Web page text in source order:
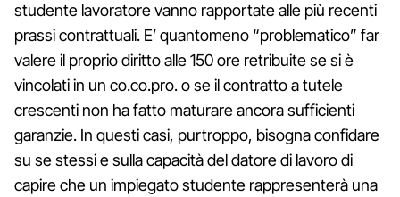
studente lavoratore vanno rapportate alle più recenti
prassi contrattuali. E’ quantomeno “problematico” far
valere il proprio diritto alle 150 ore retribuite se si è
vincolati in un co.co.pro. o se il contratto a tutele
crescenti non ha fatto maturare ancora sufficienti
garanzie. In questi casi, purtroppo, bisogna confidare
su se stessi e sulla capacità del datore di lavoro di
capire che un impiegato studente rappresenterà una